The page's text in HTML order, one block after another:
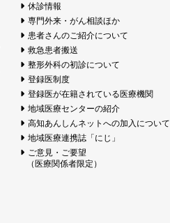
休診情報
専門外来・がん相談ほか
患者さんのご紹介について
救急患者搬送
整形外科の初診について
登録医制度
登録医が在籍されている医療機関
地域医療センターの紹介
高知あんしんネットへの加入について
地域医療連携誌「にじ」
ご意見・ご要望
（医療関係者限定）